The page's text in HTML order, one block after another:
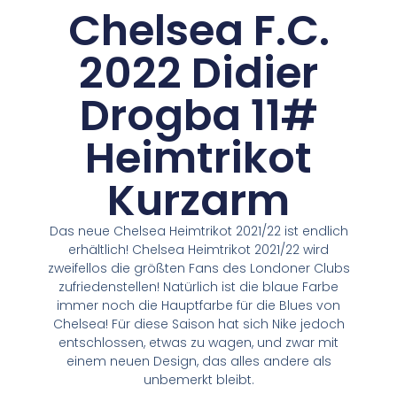
Chelsea F.C.
2022 Didier
Drogba 11#
Heimtrikot
Kurzarm
Das neue Chelsea Heimtrikot 2021/22 ist endlich
erhältlich! Chelsea Heimtrikot 2021/22 wird
zweifellos die größten Fans des Londoner Clubs
zufriedenstellen! Natürlich ist die blaue Farbe
immer noch die Hauptfarbe für die Blues von
Chelsea! Für diese Saison hat sich Nike jedoch
entschlossen, etwas zu wagen, und zwar mit
einem neuen Design, das alles andere als
unbemerkt bleibt.